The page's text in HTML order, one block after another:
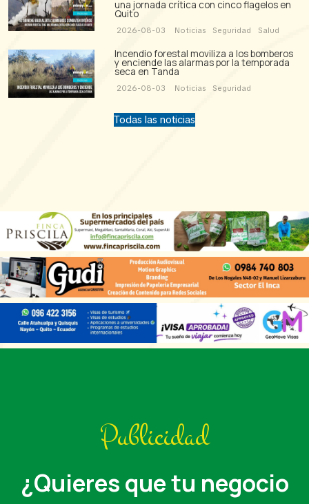
una jornada crítica con cinco flagelos en
Quito
2026-08-03 Noticias Seguridad Salud
Incendio forestal moviliza a los bomberos
y enciende las alarmas por la temporada
seca en Tanda
2026-08-03 Noticias Seguridad
Todas las noticias
Publicidad
¿Quieres que tu negocio